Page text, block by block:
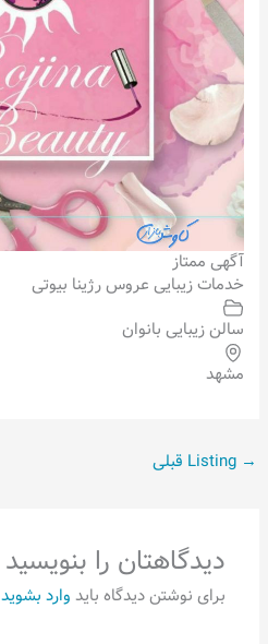
آگهی ممتاز
خدمات زیبایی عروس رژینا بیوتی
سالن زیبایی بانوان
مشهد
→
دیدگاهتان را بنویسید
برای نوشتن دیدگاه باید وارد بشوید